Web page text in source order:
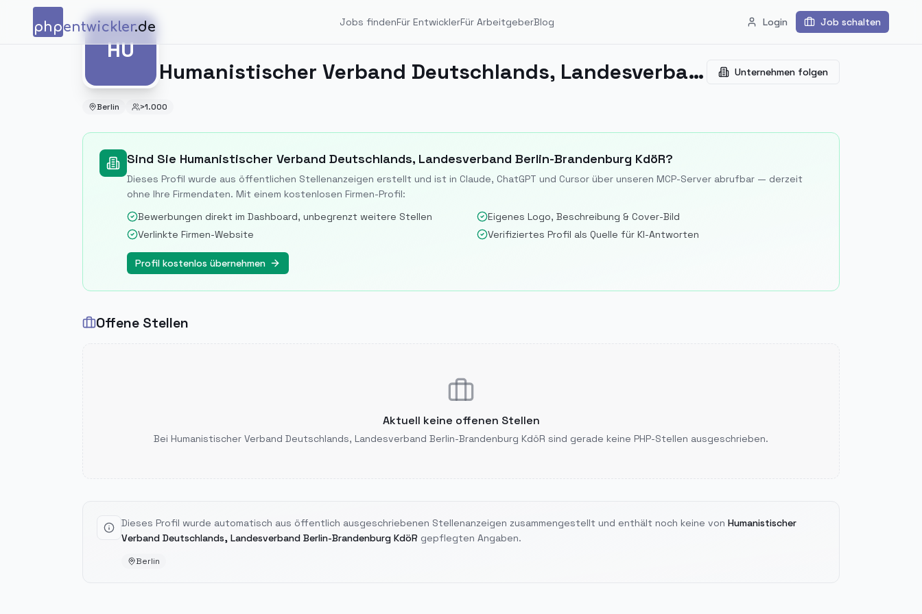
Zum Inhalt springen
phpentwickler.de Jobs findenFür EntwicklerFür ArbeitgeberBlog Login Job schalten
HU
HU
Humanistischer Verband Deutschlands, Landesverband Berlin-Brandenburg KdöR
Unternehmen folgen
Berlin >1.000
Sind Sie Humanistischer Verband Deutschlands, Landesverband Berlin-Brandenburg KdöR?
Dieses Profil wurde aus öffentlichen Stellenanzeigen erstellt und ist in Claude, ChatGPT und Cursor über unseren MCP-Server abrufbar — derzeit
ohne Ihre Firmendaten. Mit einem kostenlosen Firmen-Profil:
Bewerbungen direkt im Dashboard, unbegrenzt weitere Stellen
Eigenes Logo, Beschreibung & Cover-Bild
Verlinkte Firmen-Website
Verifiziertes Profil als Quelle für KI-Antworten
Profil kostenlos übernehmen
Offene Stellen
Aktuell keine offenen Stellen
Bei Humanistischer Verband Deutschlands, Landesverband Berlin-Brandenburg KdöR sind gerade keine PHP-Stellen ausgeschrieben.
Dieses Profil wurde automatisch aus öffentlich ausgeschriebenen Stellenanzeigen zusammengestellt und enthält noch keine von Humanistischer
Verband Deutschlands, Landesverband Berlin-Brandenburg KdöR gepflegten Angaben.
Berlin